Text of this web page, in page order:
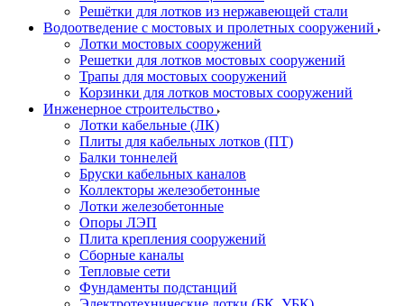
Решётки для лотков из нержавеющей стали
Водоотведение с мостовых и пролетных сооружений
Лотки мостовых сооружений
Решетки для лотков мостовых сооружений
Трапы для мостовых сооружений
Корзинки для лотков мостовых сооружений
Инженерное строительство
Лотки кабельные (ЛК)
Плиты для кабельных лотков (ПТ)
Балки тоннелей
Бруски кабельных каналов
Коллекторы железобетонные
Лотки железобетонные
Опоры ЛЭП
Плита крепления сооружений
Сборные каналы
Тепловые сети
Фундаменты подстанций